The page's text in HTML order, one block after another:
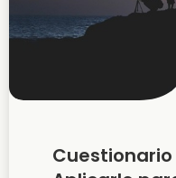
Cuestionario